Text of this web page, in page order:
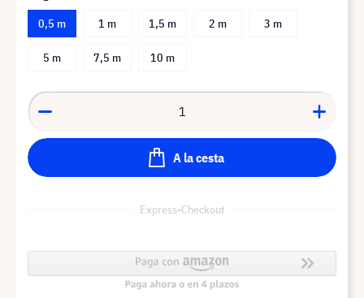
0,5 m
1 m 1,5 m 2 m 3 m
5 m 7,5 m 10 m
A la cesta
Express-Checkout